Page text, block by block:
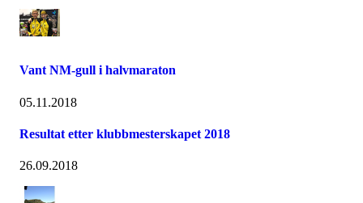
Vant NM-gull i halvmaraton
05.11.2018
Resultat etter klubbmesterskapet 2018
26.09.2018